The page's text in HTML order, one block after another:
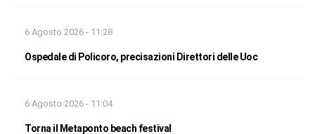
6 Agosto 2026 - 11:28
Ospedale di Policoro, precisazioni Direttori delle Uoc
6 Agosto 2026 - 11:04
Torna il Metaponto beach festival